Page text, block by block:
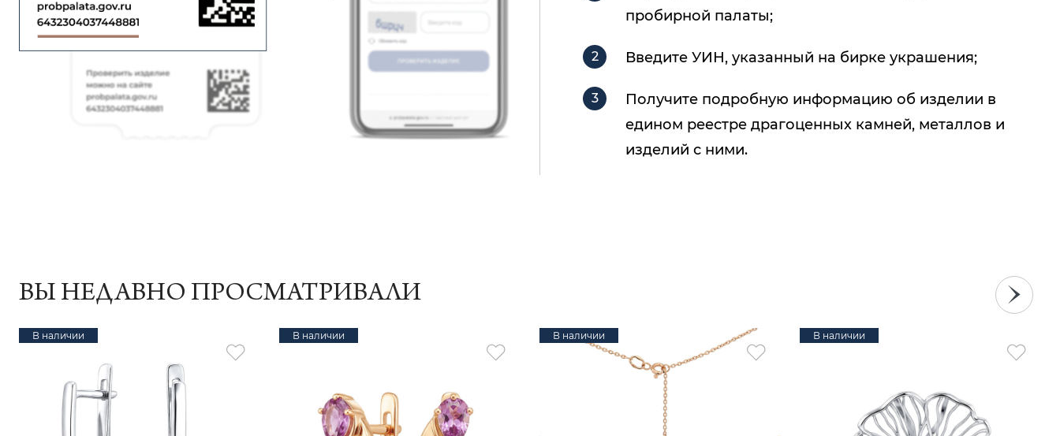
пробирной палаты;
Введите УИН, указанный на бирке украшения;
Получите подробную информацию об изделии в
едином реестре драгоценных камней, металлов и
изделий с ними.
ВЫ НЕДАВНО ПРОСМАТРИВАЛИ
В наличии В наличии В наличии В наличии